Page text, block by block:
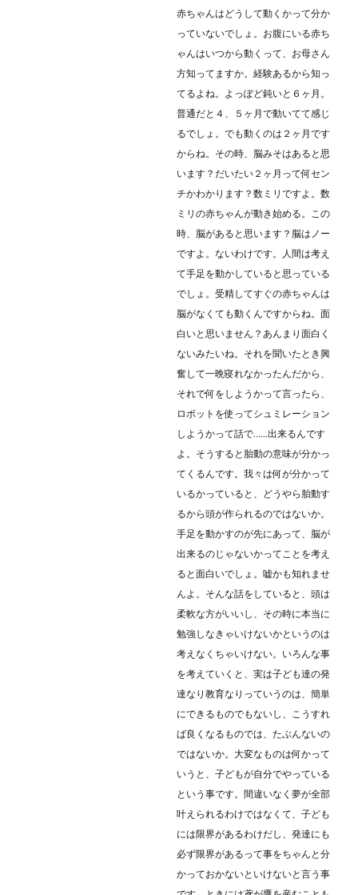
赤ちゃんはどうして動くかって分か
っていないでしょ。お腹にいる赤ち
ゃんはいつから動くって、お母さん
方知ってますか。経験あるから知っ
てるよね。よっぽど鈍いと６ヶ月。
普通だと４、５ヶ月で動いてて感じ
るでしょ。でも動くのは２ヶ月です
からね。その時、脳みそはあると思
います？だいたい２ヶ月って何セン
チかわかります？数ミリですよ。数
ミリの赤ちゃんが動き始める。この
時、脳があると思います？脳はノー
ですよ。ないわけです。人間は考え
て手足を動かしていると思っている
でしょ。受精してすぐの赤ちゃんは
脳がなくても動くんですからね。面
白いと思いません？あんまり面白く
ないみたいね。それを聞いたとき興
奮して一晩寝れなかったんだから、
それで何をしようかって言ったら、
ロボットを使ってシュミレーション
しようかって話で……出来るんです
よ。そうすると胎動の意味が分かっ
てくるんです。我々は何が分かって
いるかっていると、どうやら胎動す
るから頭が作られるのではないか。
手足を動かすのが先にあって、脳が
出来るのじゃないかってことを考え
ると面白いでしょ。嘘かも知れませ
んよ。そんな話をしていると、頭は
柔軟な方がいいし、その時に本当に
勉強しなきゃいけないかというのは
考えなくちゃいけない。いろんな事
を考えていくと、実は子ども達の発
達なり教育なりっていうのは、簡単
にできるものでもないし、こうすれ
ば良くなるものでは、たぶんないの
ではないか。大変なものは何かって
いうと、子どもが自分でやっている
という事です。間違いなく夢が全部
叶えられるわけではなくて、子ども
には限界があるわけだし、発達にも
必ず限界があるって事をちゃんと分
かっておかないといけないと言う事